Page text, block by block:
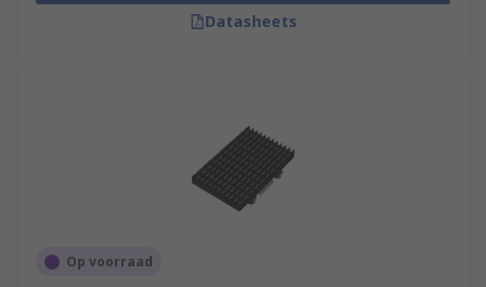
Datasheets
Op voorraad